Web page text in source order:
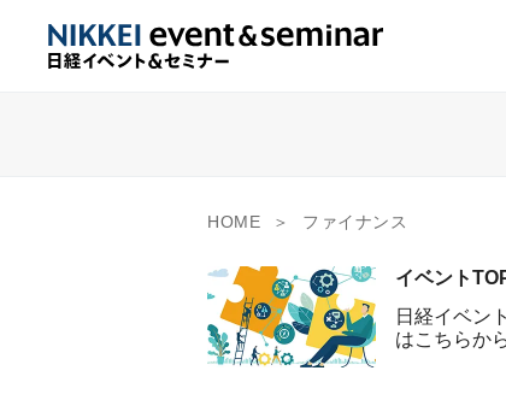
HOME ファイナンス
イベント
日経イベン
はこちらか